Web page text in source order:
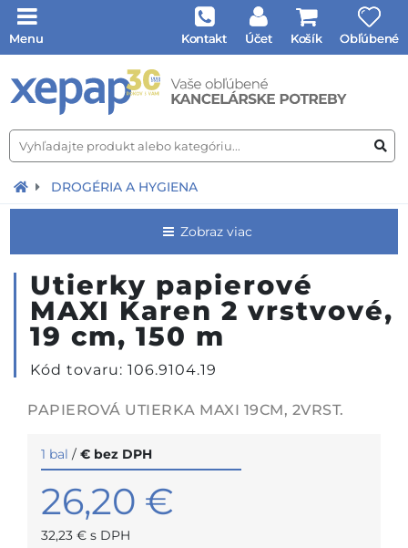
Menu Kontakt Účet Košík Obľúbené
DROGÉRIA A HYGIENA
Zobraz viac
Utierky papierové
MAXI Karen 2 vrstvové,
19 cm, 150 m
Kód tovaru: 106.9104.19
PAPIEROVÁ UTIERKA MAXI 19CM, 2VRST.
1 bal / € bez DPH
26,20 €
32,23 € s DPH